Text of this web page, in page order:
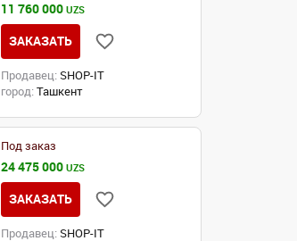
11 760 000UZS
ЗАКАЗАТЬ
Продавец: SHOP-IT
город: Ташкент
Под заказ
24 475 000UZS
ЗАКАЗАТЬ
Продавец: SHOP-IT